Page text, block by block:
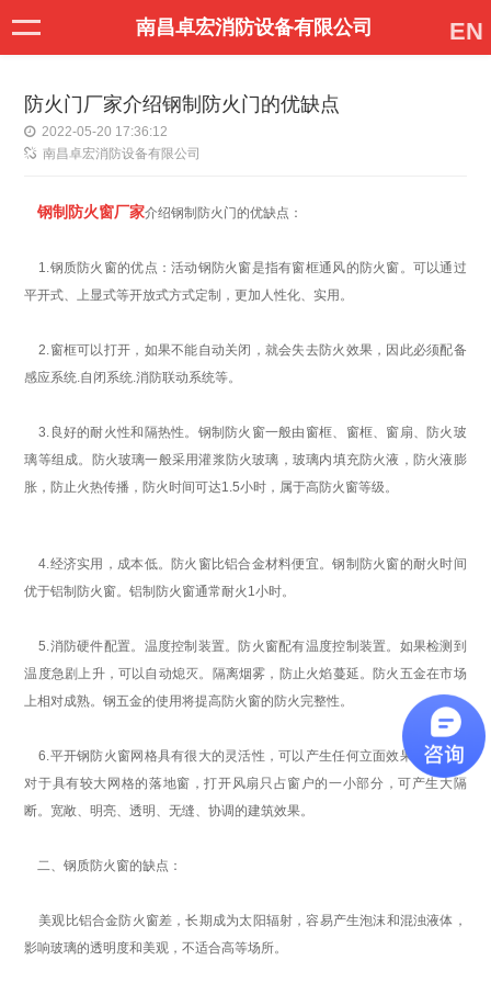
南昌卓宏消防设备有限公司 EN
防火门厂家介绍钢制防火门的优缺点
2022-05-20 17:36:12
南昌卓宏消防设备有限公司
钢制防火窗厂家介绍钢制防火门的优缺点：
1.钢质防火窗的优点：活动钢防火窗是指有窗框通风的防火窗。可以通过
平开式、上显式等开放式方式定制，更加人性化、实用。
2.窗框可以打开，如果不能自动关闭，就会失去防火效果，因此必须配备
感应系统.自闭系统.消防联动系统等。
3.良好的耐火性和隔热性。钢制防火窗一般由窗框、窗框、窗扇、防火玻
璃等组成。防火玻璃一般采用灌浆防火玻璃，玻璃内填充防火液，防火液膨
胀，防止火热传播，防火时间可达1.5小时，属于高防火窗等级。
4.经济实用，成本低。防火窗比铝合金材料便宜。钢制防火窗的耐火时间
优于铝制防火窗。铝制防火窗通常耐火1小时。
5.消防硬件配置。温度控制装置。防火窗配有温度控制装置。如果检测到
温度急剧上升，可以自动熄灭。隔离烟雾，防止火焰蔓延。防火五金在市场
上相对成熟。钢五金的使用将提高防火窗的防火完整性。
6.平开钢防火窗网格具有很大的灵活性，可以产生任何立面效果的线条。
对于具有较大网格的落地窗，打开风扇只占窗户的一小部分，可产生大隔
断。宽敞、明亮、透明、无缝、协调的建筑效果。
二、钢质防火窗的缺点：
美观比铝合金防火窗差，长期成为太阳辐射，容易产生泡沫和混浊液体，
影响玻璃的透明度和美观，不适合高等场所。